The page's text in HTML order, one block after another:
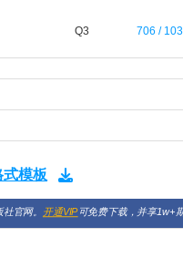
Q3 706 /
模板
官网。 开通VIP可免费下载，并享1w+